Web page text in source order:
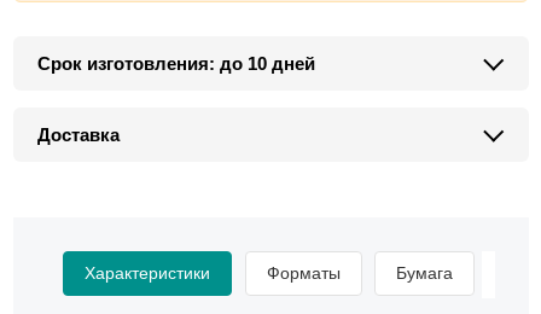
Срок изготовления: до 10 дней
Доставка
Характеристики Форматы Бумага